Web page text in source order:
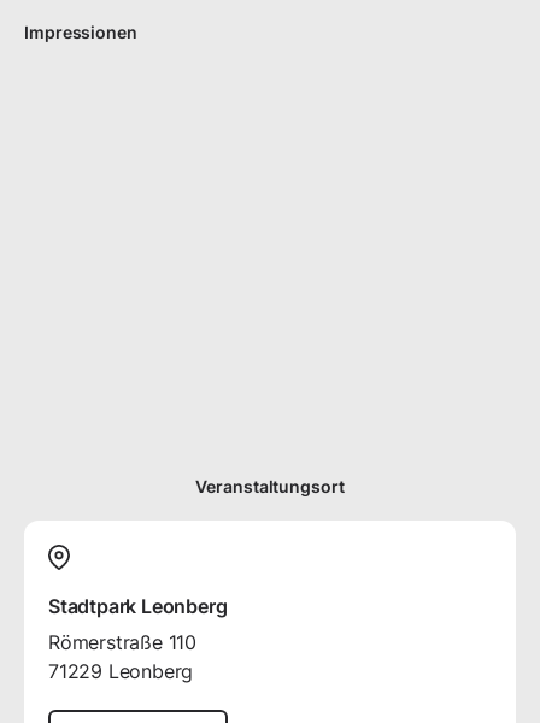
Impressionen
Veranstaltungsort
Stadtpark Leonberg
Römerstraße 110
71229 Leonberg